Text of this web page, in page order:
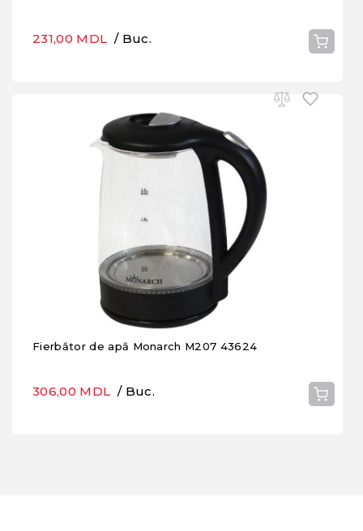
231,00 MDL / Buc.
Fierbător de apă Monarch M207 43624
306,00 MDL / Buc.